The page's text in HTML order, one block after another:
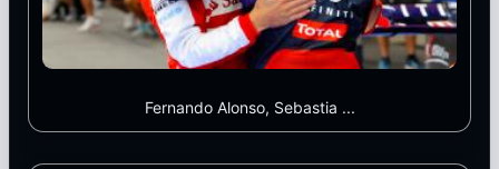
Fernando Alonso, Sebastia ...